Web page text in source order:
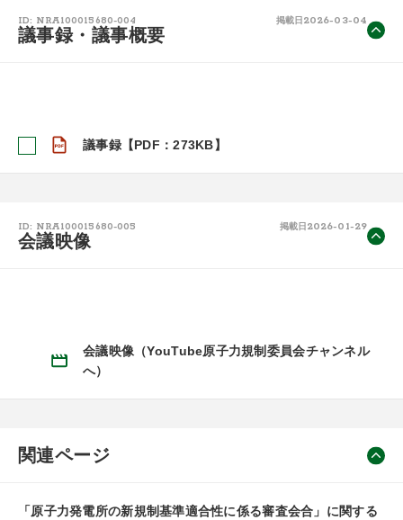
ID: NRA100015680-004 掲載日 2026-03-04
議事録・議事概要
議事録【PDF：273KB】
ID: NRA100015680-005 掲載日 2026-01-29
会議映像
会議映像（YouTube原子力規制委員会チャンネル
へ）
関連ページ
「原子力発電所の新規制基準適合性に係る審査会合」に関する